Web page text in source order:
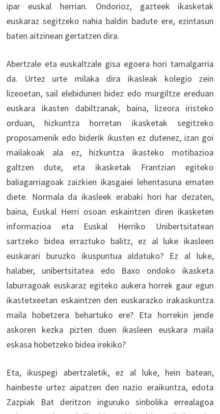
ipar euskal herrian. Ondorioz, gazteek ikasketak
euskaraz segitzeko nahia baldin badute ere, ezintasun
baten aitzinean gertatzen dira.
Abertzale eta euskaltzale gisa egoera hori tamalgarria
da. Urtez urte milaka dira ikasleak kolegio zein
lizeoetan, sail elebidunen bidez edo murgiltze ereduan
euskara ikasten dabiltzanak, baina, lizeora iristeko
orduan, hizkuntza horretan ikasketak segitzeko
proposamenik edo biderik ikusten ez dutenez, izan goi
mailakoak ala ez, hizkuntza ikasteko motibazioa
galtzen dute, eta ikasketak Frantzian egiteko
baliagarriagoak zaizkien ikasgaiei lehentasuna ematen
diete. Normala da ikasleek erabaki hori har dezaten,
baina, Euskal Herri osoan eskaintzen diren ikasketen
informazioa eta Euskal Herriko Unibertsitatean
sartzeko bidea erraztuko balitz, ez al luke ikasleen
euskarari buruzko ikuspuntua aldatuko? Ez al luke,
halaber, unibertsitatea edo Baxo ondoko ikasketa
laburragoak euskaraz egiteko aukera horrek gaur egun
ikastetxeetan eskaintzen den euskarazko irakaskuntza
maila hobetzera behartuko ere? Eta horrekin jende
askoren kezka pizten duen ikasleen euskara maila
eskasa hobetzeko bidea irekiko?
Eta, ikuspegi abertzaletik, ez al luke, hein batean,
hainbeste urtez aipatzen den nazio eraikuntza, edota
Zazpiak Bat deritzon inguruko sinbolika errealagoa